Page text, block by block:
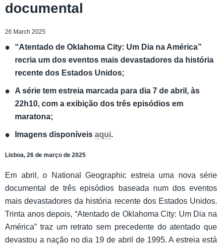
documental
26 March 2025
“Atentado de Oklahoma City: Um Dia na América”
recria um dos eventos mais devastadores da história
recente dos Estados Unidos;
A série tem estreia marcada para dia 7 de abril, às
22h10, com a exibição dos três episódios em
maratona;
Imagens disponíveis aqui.
Lisboa, 26 de março de 2025
Em abril, o National Geographic estreia uma nova série
documental de três episódios baseada num dos eventos
mais devastadores da história recente dos Estados Unidos.
Trinta anos depois, “Atentado de Oklahoma City: Um Dia na
América” traz um retrato sem precedente do atentado que
devastou a nação no dia 19 de abril de 1995. A estreia está